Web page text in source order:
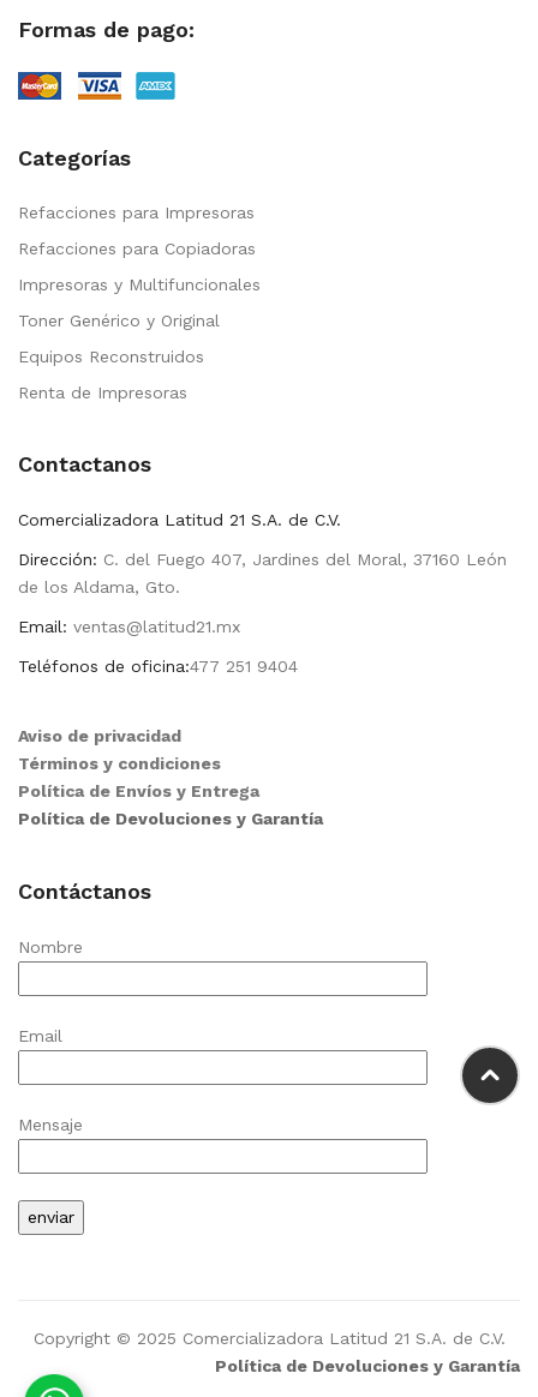
Formas de pago:
Categorías
Refacciones para Impresoras
Refacciones para Copiadoras
Impresoras y Multifuncionales
Toner Genérico y Original
Equipos Reconstruidos
Renta de Impresoras
Contactanos
Comercializadora Latitud 21 S.A. de C.V.
Dirección: C. del Fuego 407, Jardines del Moral, 37160 León
de los Aldama, Gto.
Email: ventas@latitud21.mx
Teléfonos de oficina:477 251 9404
Aviso de privacidad
Términos y condiciones
Política de Envíos y Entrega
Política de Devoluciones y Garantía
Contáctanos
Nombre
Email
Mensaje
Copyright © 2025 Comercializadora Latitud 21 S.A. de C.V.
Política de Devoluciones y Garantía